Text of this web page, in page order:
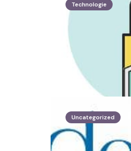
Technologie
Uncategorized